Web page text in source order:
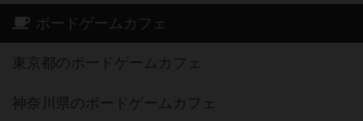
ボードゲームカフェ
東京都のボードゲームカフェ
神奈川県のボードゲームカフェ